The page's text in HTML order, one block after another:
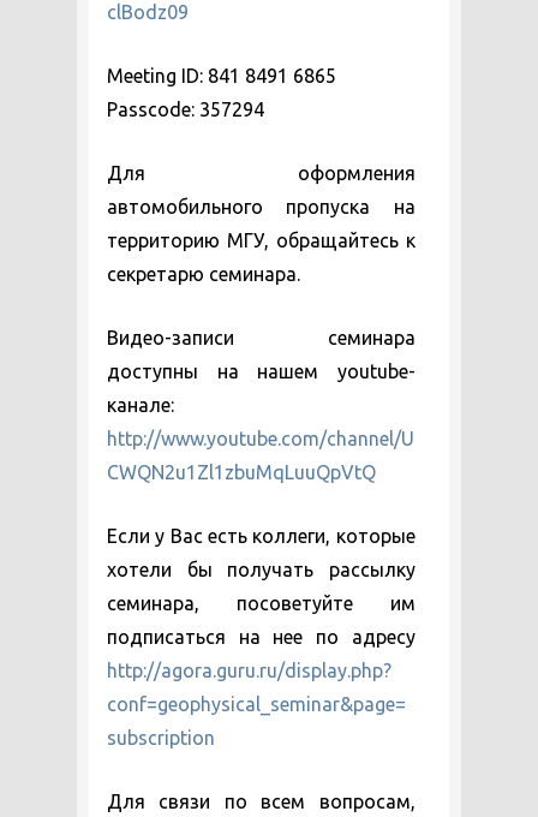
clBodz09
Meeting ID: 841 8491 6865
Passcode: 357294
Для оформления
автомобильного пропуска на
территорию МГУ, обращайтесь к
секретарю семинара.
Видео-записи семинара
доступны на нашем youtube-
канале:
http://www.youtube.com/channel/U
CWQN2u1Zl1zbuMqLuuQpVtQ
Если у Вас есть коллеги, которые
хотели бы получать рассылку
семинара, посоветуйте им
подписаться на нее по адресу
http://agora.guru.ru/display.php?
conf=geophysical_seminar&page=
subscription
Для связи по всем вопросам,